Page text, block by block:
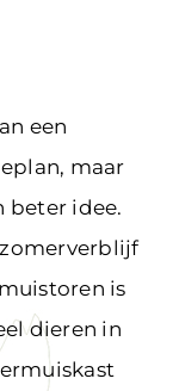
een
maar
beter idee.
is
dieren in